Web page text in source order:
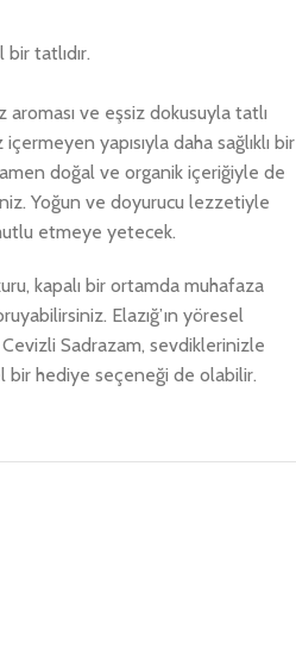
tatlıdır.
ve eşsiz dokusuyla tatlı
yapısıyla daha sağlıklı bir
doğal ve organik içeriğiyle de
Yoğun ve doyurucu lezzetiyle
etmeye yetecek.
kapalı bir ortamda muhafaza
Elazığ’ın yöresel
Sadrazam, sevdiklerinizle
bir hediye seçeneği de olabilir.